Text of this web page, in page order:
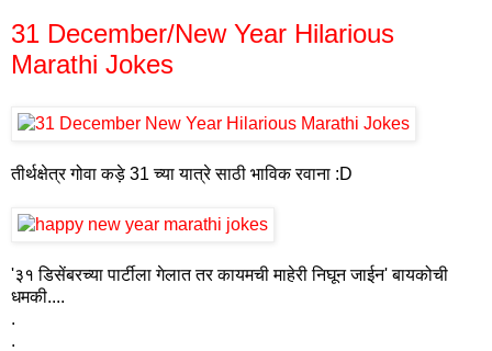
31 December/New Year Hilarious
Marathi Jokes
तीर्थक्षेत्र गोवा कड़े 31 च्या यात्रे साठी भाविक रवाना :D
'३१ डिसेंबरच्या पार्टीला गेलात तर कायमची माहेरी निघून जाईन' बायकोची
धमकी....
.
.